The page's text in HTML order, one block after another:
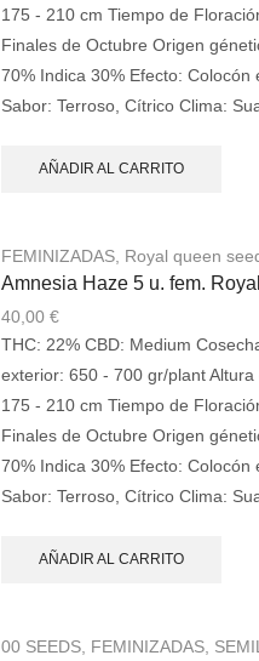
175 - 210 cm Tiempo de
Finales de Octubre Origen
70% Indica 30% Efecto:
Sabor: Terroso, Cítrico Clima:
AÑADIR AL CARRITO
FEMINIZADAS Royal queen
Amnesia Haze 5 u. fem.
40,00 €
THC: 22% CBD: Medium
exterior: 650 - 700 gr/plant
175 - 210 cm Tiempo de
Finales de Octubre Origen
70% Indica 30% Efecto:
Sabor: Terroso, Cítrico Clima:
AÑADIR AL CARRITO
00 SEEDS FEMINIZADAS